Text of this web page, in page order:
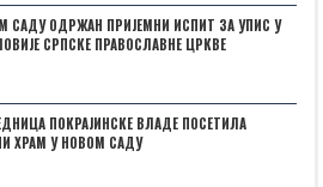
САДУ ОДРЖАН ПРИЈЕМНИ ИСПИТ ЗА УПИС У
СРПСКЕ ПРАВОСЛАВНЕ ЦРКВЕ
ПОКРАЈИНСКЕ ВЛАДЕ ПОСЕТИЛА
ХРАМ У НОВОМ САДУ